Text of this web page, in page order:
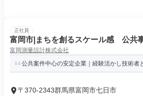
正社員
富岡市|まちを創るスケール感 公共
富岡測量設計株式会社
公共案件中心の安定企業｜経験活かし技術者
〒370-2343群馬県富岡市七日市